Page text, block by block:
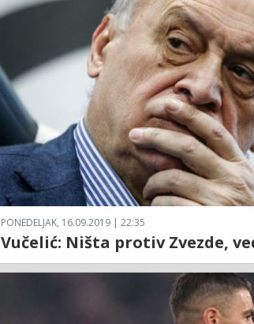
PONEDELJAK, 16.09.2019 | 22:35
Vučelić: Ništa protiv Zvezde,